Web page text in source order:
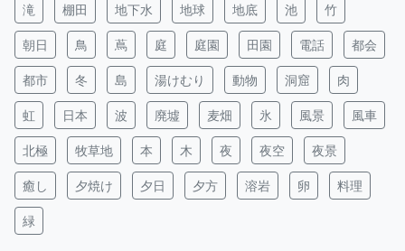
滝 棚田 地下水 地球 地底 池 竹
朝日 鳥 蔦 庭 庭園 田園 電話 都会
都市 冬 島 湯けむり 動物 洞窟 肉
虹 日本 波 廃墟 麦畑 氷 風景 風車
北極 牧草地 本 木 夜 夜空 夜景
癒し 夕焼け 夕日 夕方 溶岩 卵 料理
緑